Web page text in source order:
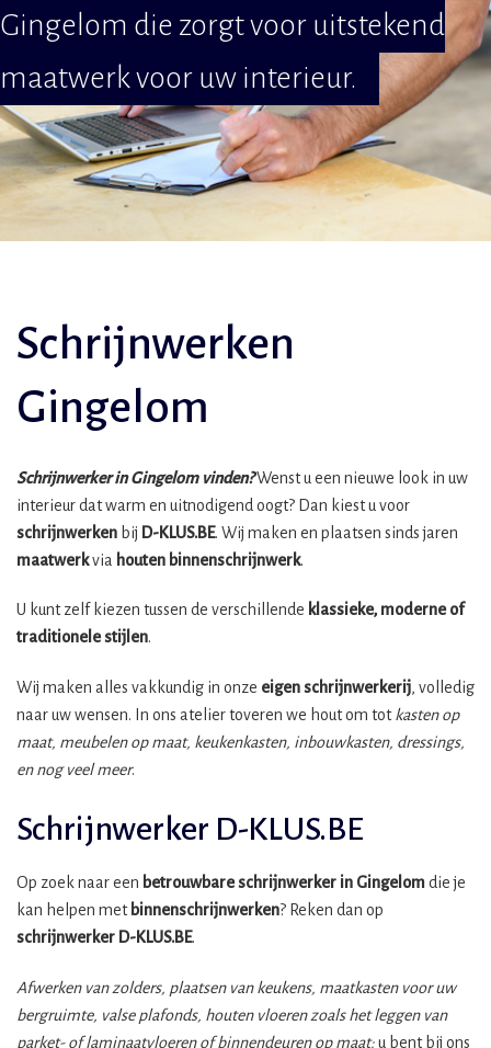
Gingelom die zorgt voor uitstekend
maatwerk voor uw interieur.
Schrijnwerken
Gingelom
Schrijnwerker in Gingelom vinden?Wenst u een nieuwe look in uw
interieur dat warm en uitnodigend oogt? Dan kiest u voor
schrijnwerken bij D-KLUS.BE. Wij maken en plaatsen sinds jaren
maatwerkvia houten binnenschrijnwerk.
U kunt zelf kiezen tussen de verschillende klassieke, moderne of
traditionele stijlen.
Wij maken alles vakkundig in onze eigen schrijnwerkerij, volledig
naar uw wensen. In ons atelier toveren we hout om totkasten op
maat, meubelen op maat, keukenkasten, inbouwkasten, dressings,
en nog veel meer.
Schrijnwerker D-KLUS.BE
Op zoek naar een betrouwbare schrijnwerker in Gingelomdie je
kan helpen met binnenschrijnwerken? Reken dan op
schrijnwerker D-KLUS.BE.
Afwerken van zolders, plaatsen van keukens, maatkasten voor uw
bergruimte, valse plafonds, houten vloeren zoals het leggen van
parket- of laminaatvloeren of binnendeuren op maat:u bent bij ons